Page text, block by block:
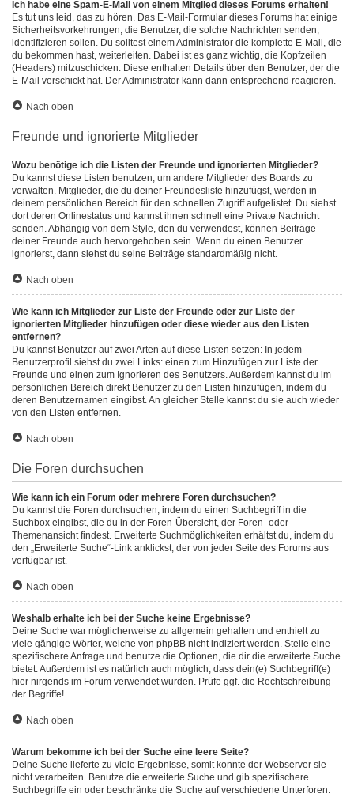
Ich habe eine Spam-E-Mail von einem Mitglied dieses Forums erhalten!
Es tut uns leid, das zu hören. Das E-Mail-Formular dieses Forums hat einige
Sicherheitsvorkehrungen, die Benutzer, die solche Nachrichten senden,
identifizieren sollen. Du solltest einem Administrator die komplette E-Mail, die
du bekommen hast, weiterleiten. Dabei ist es ganz wichtig, die Kopfzeilen
(Headers) mitzuschicken. Diese enthalten Details über den Benutzer, der die
E-Mail verschickt hat. Der Administrator kann dann entsprechend reagieren.
Nach oben
Freunde und ignorierte Mitglieder
Wozu benötige ich die Listen der Freunde und ignorierten Mitglieder?
Du kannst diese Listen benutzen, um andere Mitglieder des Boards zu
verwalten. Mitglieder, die du deiner Freundesliste hinzufügst, werden in
deinem persönlichen Bereich für den schnellen Zugriff aufgelistet. Du siehst
dort deren Onlinestatus und kannst ihnen schnell eine Private Nachricht
senden. Abhängig von dem Style, den du verwendest, können Beiträge
deiner Freunde auch hervorgehoben sein. Wenn du einen Benutzer
ignorierst, dann siehst du seine Beiträge standardmäßig nicht.
Nach oben
Wie kann ich Mitglieder zur Liste der Freunde oder zur Liste der
ignorierten Mitglieder hinzufügen oder diese wieder aus den Listen
entfernen?
Du kannst Benutzer auf zwei Arten auf diese Listen setzen: In jedem
Benutzerprofil siehst du zwei Links: einen zum Hinzufügen zur Liste der
Freunde und einen zum Ignorieren des Benutzers. Außerdem kannst du im
persönlichen Bereich direkt Benutzer zu den Listen hinzufügen, indem du
deren Benutzernamen eingibst. An gleicher Stelle kannst du sie auch wieder
von den Listen entfernen.
Nach oben
Die Foren durchsuchen
Wie kann ich ein Forum oder mehrere Foren durchsuchen?
Du kannst die Foren durchsuchen, indem du einen Suchbegriff in die
Suchbox eingibst, die du in der Foren-Übersicht, der Foren- oder
Themenansicht findest. Erweiterte Suchmöglichkeiten erhältst du, indem du
den „Erweiterte Suche“-Link anklickst, der von jeder Seite des Forums aus
verfügbar ist.
Nach oben
Weshalb erhalte ich bei der Suche keine Ergebnisse?
Deine Suche war möglicherweise zu allgemein gehalten und enthielt zu
viele gängige Wörter, welche von phpBB nicht indiziert werden. Stelle eine
spezifischere Anfrage und benutze die Optionen, die dir die erweiterte Suche
bietet. Außerdem ist es natürlich auch möglich, dass dein(e) Suchbegriff(e)
hier nirgends im Forum verwendet wurden. Prüfe ggf. die Rechtschreibung
der Begriffe!
Nach oben
Warum bekomme ich bei der Suche eine leere Seite?
Deine Suche lieferte zu viele Ergebnisse, somit konnte der Webserver sie
nicht verarbeiten. Benutze die erweiterte Suche und gib spezifischere
Suchbegriffe ein oder beschränke die Suche auf verschiedene Unterforen.